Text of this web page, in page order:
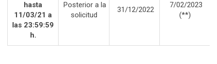
hasta
11/03/21 a
las 23:59:59
h.
Posterior a la
solicitud
31/12/2022
7/02/2023
(**)